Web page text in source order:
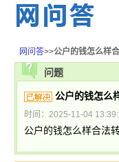
网问答>>公户的钱怎么样
问题
公户的钱怎么
时间：2025-11-04
公户的钱怎么样合法